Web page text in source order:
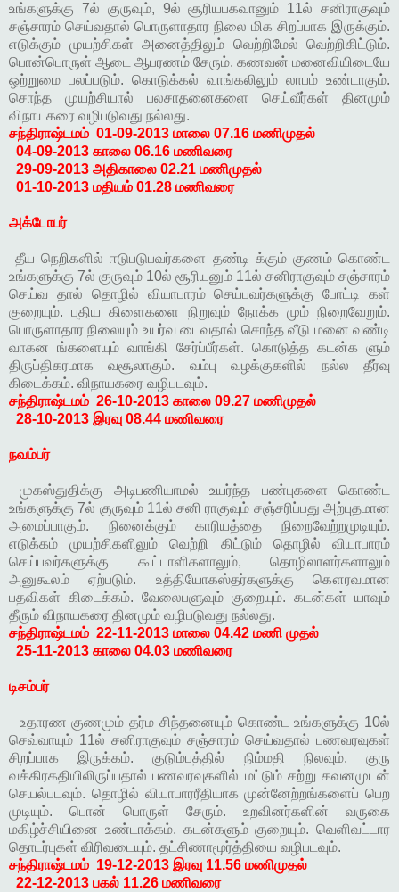
உங்களுக்கு 7ல் குருவும், 9ல் சூரியபகவானும் 11ல் சனிராகுவும்
சஞ்சாரம் செய்வதால் பொருளாதார நிலை மிக சிறப்பாக இருக்கும்.
எடுக்கும் முயற்சிகள் அனைத்திலும் வெற்றிமேல் வெற்றிகிட்டும்.
பொன்பொருள் ஆடை ஆபரணம் சேரும். கணவன் மனைவியிடையே
ஒற்றுமை பலப்படும். கொடுக்கல் வாங்கலிலும் லாபம் உண்டாகும்.
சொந்த முயற்சியால் பலசாதனைகளை செய்வீர்கள் தினமும்
விநாயகரை வழிபடுவது நல்லது.
சந்திராஷ்டமம் 01-09-2013 மாலை 07.16 மணிமுதல்
04-09-2013 காலை 06.16 மணிவரை
29-09-2013 அதிகாலை 02.21 மணிமுதல்
01-10-2013 மதியம் 01.28 மணிவரை
அக்டோபர்
தீய நெறிகளில் ஈடுபடுபவர்களை தண்டி க்கும் குணம் கொண்ட
உங்களுக்கு 7ல் குருவும் 10ல் சூரியனும் 11ல் சனிராகுவும் சஞ்சாரம்
செய்வ தால் தொழில் வியாபாரம் செய்பவர்களுக்கு போட்டி கள்
குறையும். புதிய கிளைகளை நிறுவும் நோக்க மும் நிறைவேறும்.
பொருளாதார நிலையும் உயர்வ டைவதால் சொந்த வீடு மனை வண்டி
வாகன ங்களையும் வாங்கி சேர்ப்பீர்கள். கொடுத்த கடன்க ளும்
திருப்திகரமாக வசூலாகும். வம்பு வழக்குகளில் நல்ல தீர்வு
கிடைக்கம். விநாயகரை வழிபடவும்.
சந்திராஷ்டமம் 26-10-2013 காலை 09.27 மணிமுதல்
28-10-2013 இரவு 08.44 மணிவரை
நவம்பர்
முகஸ்துதிக்கு அடிபணியாமல் உயர்ந்த பண்புகளை கொண்ட
உங்களுக்கு 7ல் குருவும் 11ல் சனி ராகுவும் சஞ்சரிப்பது அற்புதமான
அமைப்பாகும். நினைக்கும் காரியத்தை நிறைவேற்றமுடியும்.
எடுக்கம் முயற்சிகளிலும் வெற்றி கிட்டும் தொழில் வியாபாரம்
செய்பவர்களுக்கு கூட்டாளிகளாலும், தொழிலாளர்களாலும்
அனுகூலம் ஏற்படும். உத்தியோகஸ்தர்களுக்கு கௌரவமான
பதவிகள் கிடைக்கம். வேலைபளுவும் குறையும். கடன்கள் யாவும்
தீரும் விநாயகரை தினமும் வழிபடுவது நல்லது.
சந்திராஷ்டமம் 22-11-2013 மாலை 04.42 மணி முதல்
25-11-2013 காலை 04.03 மணிவரை
டிசம்பர்
உதாரண குணமும் தர்ம சிந்தனையும் கொண்ட உங்களுக்கு 10ல்
செவ்வாயும் 11ல் சனிராகுவும் சஞ்சாரம் செய்வதால் பணவரவுகள்
சிறப்பாக இருக்கம். குடும்பத்தில் நிம்மதி நிலவும். குரு
வக்கிரகதியிலிருப்பதால் பணவரவுகளில் மட்டும் சற்று கவனமுடன்
செயல்படவும். தொழில் வியாபாரரீதியாக முன்னேற்றங்களைப் பெற
முடியும். பொன் பொருள் சேரும். உறவினர்களின் வருகை
மகிழ்ச்சியினை உண்டாக்கம். கடன்களும் குறையும். வெளிவட்டார
தொடர்புகள் விரிவடையும். தட்சிணாமூர்த்தியை வழிபடவும்.
சந்திராஷ்டமம் 19-12-2013 இரவு 11.56 மணிமுதல்
22-12-2013 பகல் 11.26 மணிவரை